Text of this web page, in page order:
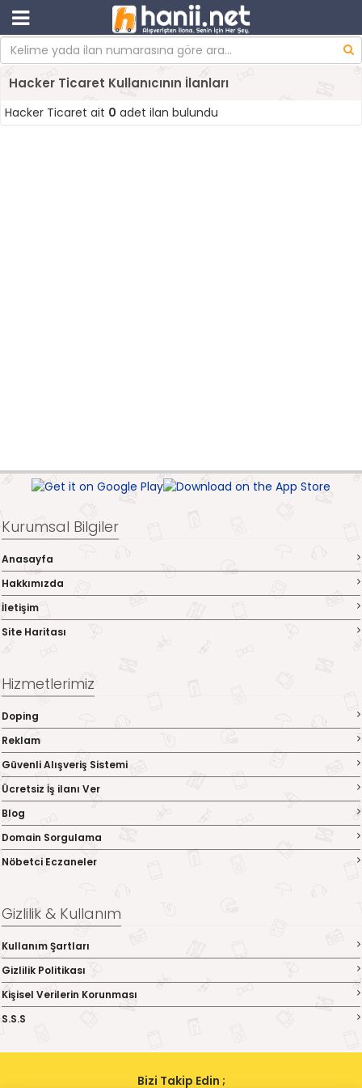
Hacker Ticaret Kullanıcının İlanları
Hacker Ticaret ait 0 adet ilan bulundu
Kurumsal Bilgiler
Anasayfa
Hakkımızda
İletişim
Site Haritası
Hizmetlerimiz
Doping
Reklam
Güvenli Alışveriş Sistemi
Ücretsiz İş ilanı Ver
Blog
Domain Sorgulama
Nöbetci Eczaneler
Gizlilik & Kullanım
Kullanım Şartları
Gizlilik Politikası
Kişisel Verilerin Korunması
S.S.S
Bizi Takip Edin ;